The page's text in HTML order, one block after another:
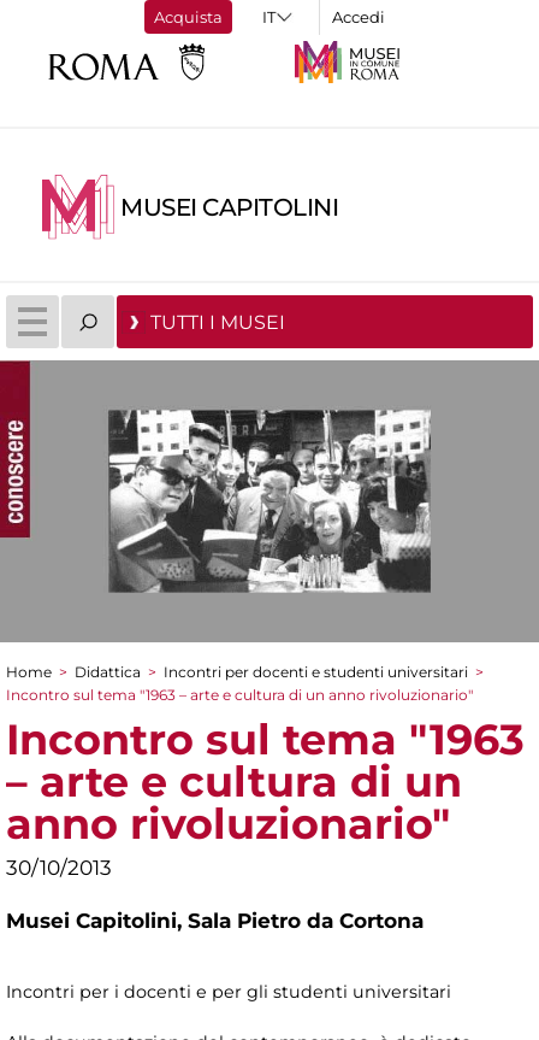
Acquista Accedi
MUSEI CAPITOLINI
TUTTI I MUSEI
Tu sei qui
Home > Didattica > Incontri per docenti e studenti universitari >
Incontro sul tema "1963 – arte e cultura di un anno rivoluzionario"
Incontro sul tema "1963
– arte e cultura di un
anno rivoluzionario"
30/10/2013
Musei Capitolini, Sala Pietro da Cortona
Incontri per i docenti e per gli studenti universitari